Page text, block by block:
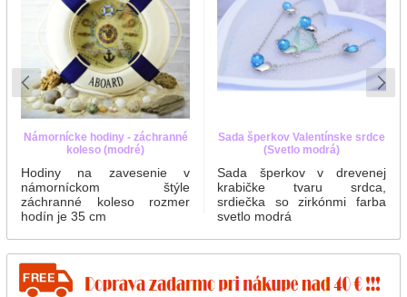
Námornícke hodiny - záchranné
koleso (modré)
Hodiny na zavesenie v
námorníckom štýle
záchranné koleso rozmer
hodín je 35 cm
Sada šperkov Valentínske srdce
(Svetlo modrá)
Sada šperkov v drevenej
krabičke tvaru srdca,
srdiečka so zirkónmi farba
svetlo modrá